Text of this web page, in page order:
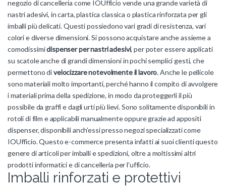
negozio di cancelleria come IOUfficio vende una grande varietà di
nastri adesivi, in carta, plastica classica o plastica rinforzata per gli
imballi più delicati. Questi possiedono vari gradi di resistenza, vari
colori e diverse dimensioni. Si possono acquistare anche assieme a
comodissimidispenser per nastri adesivi, per poter essere applicati
su scatole anche di grandi dimensioni in pochi semplici gesti, che
permettono divelocizzare notevolmente il lavoro. Anche le pellicole
sono materiali molto importanti, perché hanno il compito di avvolgere
i materiali prima della spedizione, in modo da proteggerli il più
possibile da graffi e dagli urti più lievi. Sono solitamente disponibili in
rotoli di film e applicabili manualmente oppure grazie ad appositi
dispenser, disponibili anch’essi presso negozi specializzati come
IOUfficio. Questo e-commerce presenta infatti ai suoi clienti questo
genere di articoli per imballi e spedizioni, oltre a moltissimi altri
prodotti informatici e di cancelleria per l’ufficio.
Imballi rinforzati e protettivi